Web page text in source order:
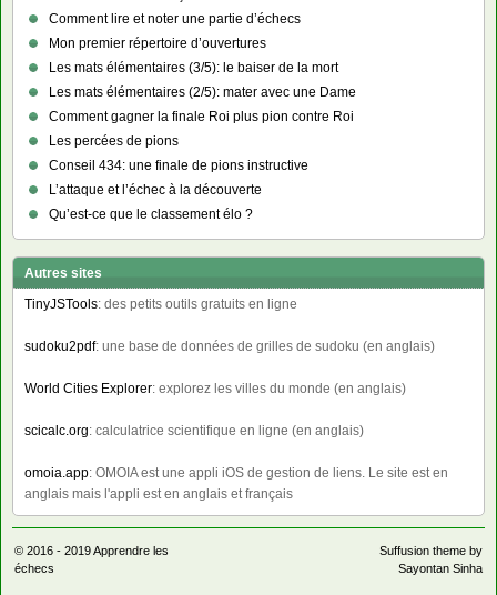
Comment lire et noter une partie d’échecs
Mon premier répertoire d’ouvertures
Les mats élémentaires (3/5): le baiser de la mort
Les mats élémentaires (2/5): mater avec une Dame
Comment gagner la finale Roi plus pion contre Roi
Les percées de pions
Conseil 434: une finale de pions instructive
L’attaque et l’échec à la découverte
Qu’est-ce que le classement élo ?
Autres sites
TinyJSTools: des petits outils gratuits en ligne
sudoku2pdf: une base de données de grilles de sudoku (en anglais)
World Cities Explorer: explorez les villes du monde (en anglais)
scicalc.org: calculatrice scientifique en ligne (en anglais)
omoia.app: OMOIA est une appli iOS de gestion de liens. Le site est en
anglais mais l'appli est en anglais et français
© 2016 - 2019Apprendre les
échecs
Suffusion theme by
Sayontan Sinha